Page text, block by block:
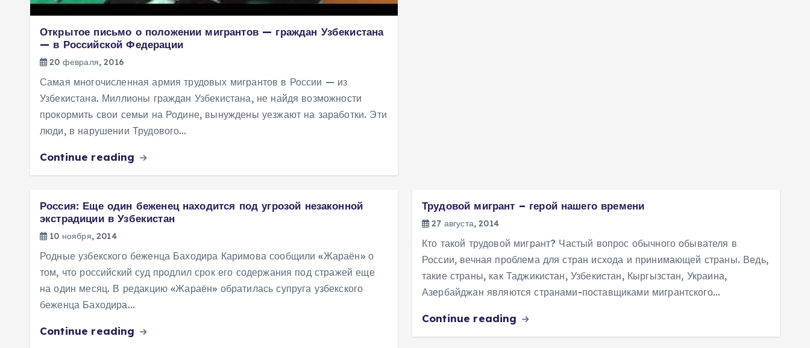
Открытое письмо о положении мигрантов — граждан Узбекистана
— в Российской Федерации
20 февраля, 2016
Самая многочисленная армия трудовых мигрантов в России — из
Узбекистана. Миллионы граждан Узбекистана, не найдя возможности
прокормить свои семьи на Родине, вынуждены уезжают на заработки. Эти
люди, в нарушении Трудового…
Continue reading
Россия: Еще один беженец находится под угрозой незаконной
экстрадиции в Узбекистан
10 ноября, 2014
Родные узбекского беженца Баходира Каримова сообщили «Жараён» о
том, что российский суд продлил срок его содержания под стражей еще
на один месяц. В редакцию «Жараён» обратилась супруга узбекского
беженца Баходира…
Continue reading
Трудовой мигрант – герой нашего времени
27 августа, 2014
Кто такой трудовой мигрант? Частый вопрос обычного обывателя в
России, вечная проблема для стран исхода и принимающей страны. Ведь,
такие страны, как Таджикистан, Узбекистан, Кыргызстан, Украина,
Азербайджан являются странами-поставщиками мигрантского…
Continue reading